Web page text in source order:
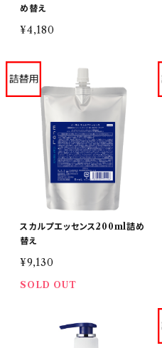
め替え
¥4,180
スカルプエッセンス200ml詰め
替え
¥9,130
SOLD OUT